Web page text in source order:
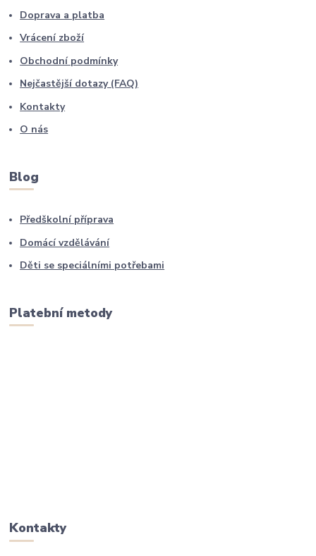
Doprava a platba
Vrácení zboží
Obchodní podmínky
Nejčastější dotazy (FAQ)
Kontakty
O nás
Blog
Předškolní příprava
Domácí vzdělávání
Děti se speciálními potřebami
Platební metody
Kontakty